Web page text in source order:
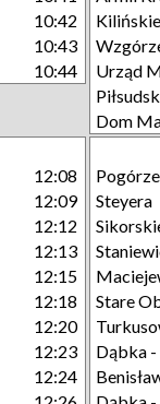
10:42
10:43
10:44
Urząd
Dom
12:08
12:09
12:12
12:13
12:15
12:18
12:20
12:23
12:24
Steyera
Stare
Dąbka -